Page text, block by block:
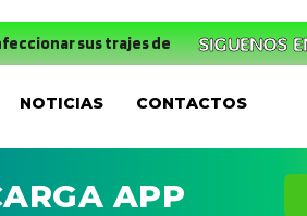
trajes de baile religiosoSIGUENOS
NOTICIAS CONTACTOS
APP